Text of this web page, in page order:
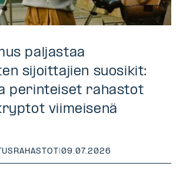
paljastaa
sijoittajien suosikit:
perinteiset rahastot
viimeisenä
|09.07.2026